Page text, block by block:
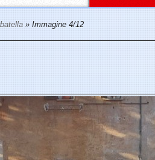
» Immagine 4/12